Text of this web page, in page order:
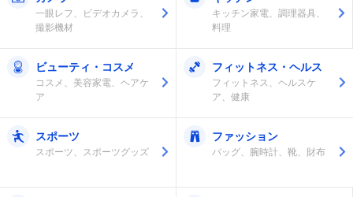
一眼レフ、ビデオカメラ、
撮影機材
キッチン家電、調理器具、
料理
ビューティ・コスメ
コスメ、美容家電、ヘアケ
ア
フィットネス・ヘルス
フィットネス、ヘルスケ
ア、健康
スポーツ
スポーツ、スポーツグッズ
ファッション
バッグ、腕時計、靴、財布